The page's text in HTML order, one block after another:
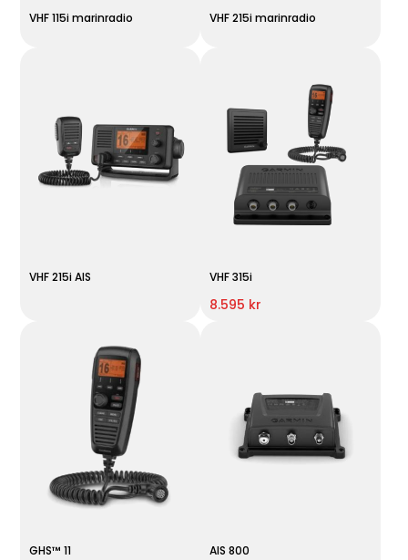
VHF 115i marinradio VHF 215i marinradio
VHF 215i AIS VHF 315i
8.595 kr
GHS™ 11 AIS 800